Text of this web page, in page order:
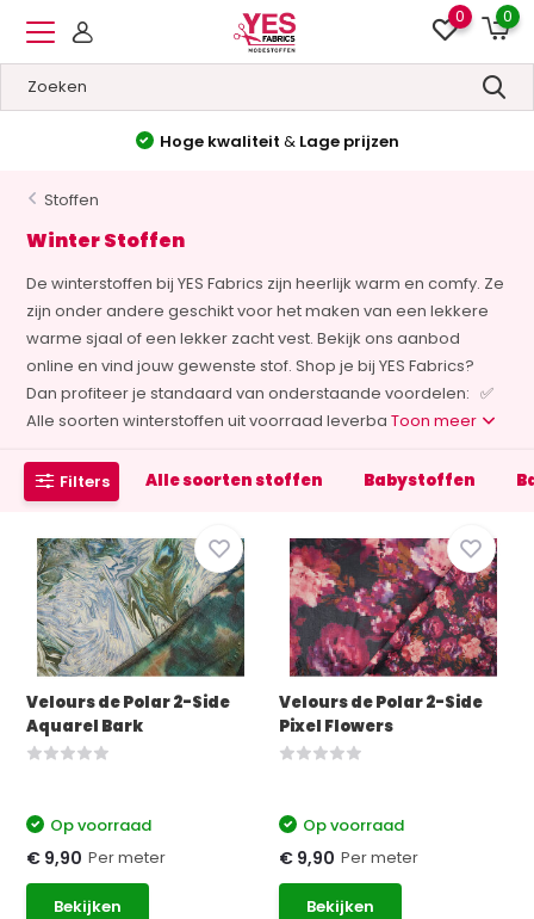
0 0
Hoge kwaliteit & Lage prijzen
Stoffen
Winter Stoffen
De winterstoffen bij YES Fabrics zijn heerlijk warm en comfy. Ze
zijn onder andere geschikt voor het maken van een lekkere
warme sjaal of een lekker zacht vest. Bekijk ons aanbod
online en vind jouw gewenste stof. Shop je bij YES Fabrics?
Dan profiteer je standaard van onderstaande voordelen: ✅
Alle soorten winterstoffen uit voorraad leverbaToon meer
Filters Alle soorten stoffen Babystoffen
Velours de Polar 2-Side
Aquarel Bark
Op voorraad
€ 9,90 Per meter
Bekijken
Velours de Polar 2-Side
Pixel Flowers
Op voorraad
€ 9,90 Per meter
Bekijken